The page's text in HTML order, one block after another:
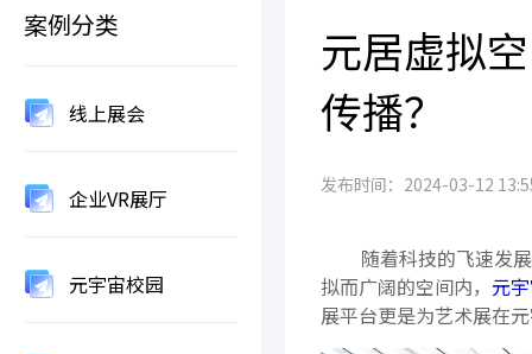
案例分类
线上展会
企业VR展厅
元宇宙校园
元居虚拟
传播？
发布时间：2024-03-12
随着科技的飞速发
拟而广阔的空间内， 元
展平台更是为艺术展在